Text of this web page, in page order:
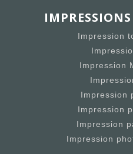
IMPRESSIONS
Impression
Impression
Impression
Impression
Impression
Impression